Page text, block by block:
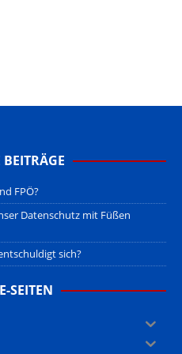
BEITRÄGE
FPÖ?
Datenschutz mit Füßen
sich?
SEITEN